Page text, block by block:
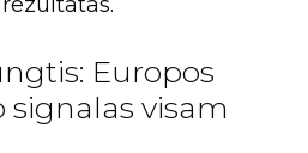
Europos
signalas visam